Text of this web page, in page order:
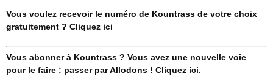
Vous voulez recevoir le numéro de Kountrass de votre choix
gratuitement ? Cliquez ici
Vous abonner à Kountrass ? Vous avez une nouvelle voie
pour le faire : passer par Allodons ! Cliquez ici.